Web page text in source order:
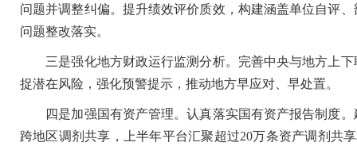
问题并调整纠偏。提升绩效评价质效，构建涵盖单位自评
问题整改落实。
三是强化地方财政运行监测分析。完善中央与地方上下
捉潜在风险，强化预警提示，推动地方早应对、早处置。
四是加强国有资产管理。认真落实国有资产报告制度。
跨地区调剂共享，上半年平台汇聚超过20万条资产调剂共